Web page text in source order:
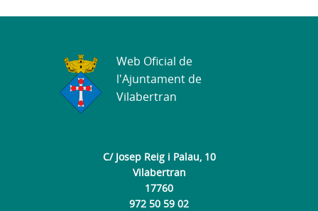
C/ Josep Reig i Palau, 10
Vilabertran
17760
972 50 59 02
Web Oficial de
l'Ajuntament de
Vilabertran